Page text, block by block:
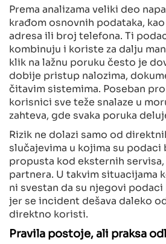
Prema analizama veliki deo
krađom osnovnih podataka,
adresa ili broj telefona. Ti
kombinuju i koriste za dalju
klik na lažnu poruku često je
dobije pristup nalozima,
čitavim sistemima. Poseban
korisnici sve teže snalaze u
zahteva, gde svaka poruka
Rizik ne dolazi samo od
slučajevima u kojima su
propusta kod eksternih
partnera. U takvim situacijama
ni svestan da su njegovi
jer se incident dešava daleko
direktno koristi.
Pravila postoje, ali praksa